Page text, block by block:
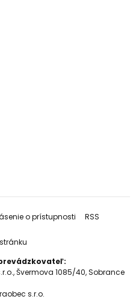
o prístupnosti RSS
Švermova 1085/40, Sobrance
s.r.o.